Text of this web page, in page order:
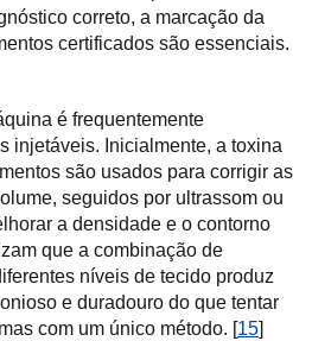
correto, a marcação da
certificados são essenciais.
é frequentemente
injetáveis. Inicialmente, a toxina
são usados para corrigir as
seguidos por ultrassom ou
a densidade e o contorno
que a combinação de
níveis de tecido produz
e duradouro do que tentar
com um único método. [15]